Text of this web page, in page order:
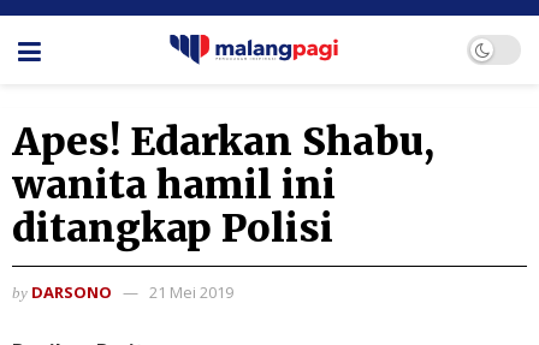
Apes! Edarkan Shabu,
wanita hamil ini
ditangkap Polisi
by DARSONO 21 Mei 2019